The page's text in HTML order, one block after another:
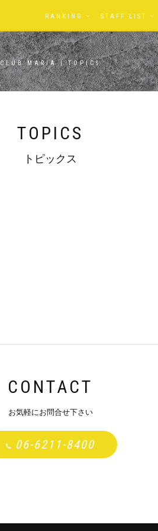
RANKING STAFF LIST
CLUB MARIA | TOPICS
TOPICS
トピックス
CONTACT
お気軽にお問合せ下さい
06-6211-8400